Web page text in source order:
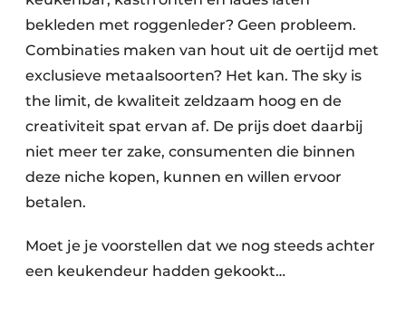
bekleden met roggenleder? Geen probleem.
Combinaties maken van hout uit de oertijd met
exclusieve metaalsoorten? Het kan. The sky is
the limit, de kwaliteit zeldzaam hoog en de
creativiteit spat ervan af. De prijs doet daarbij
niet meer ter zake, consumenten die binnen
deze niche kopen, kunnen en willen ervoor
betalen.
Moet je je voorstellen dat we nog steeds achter
een keukendeur hadden gekookt…